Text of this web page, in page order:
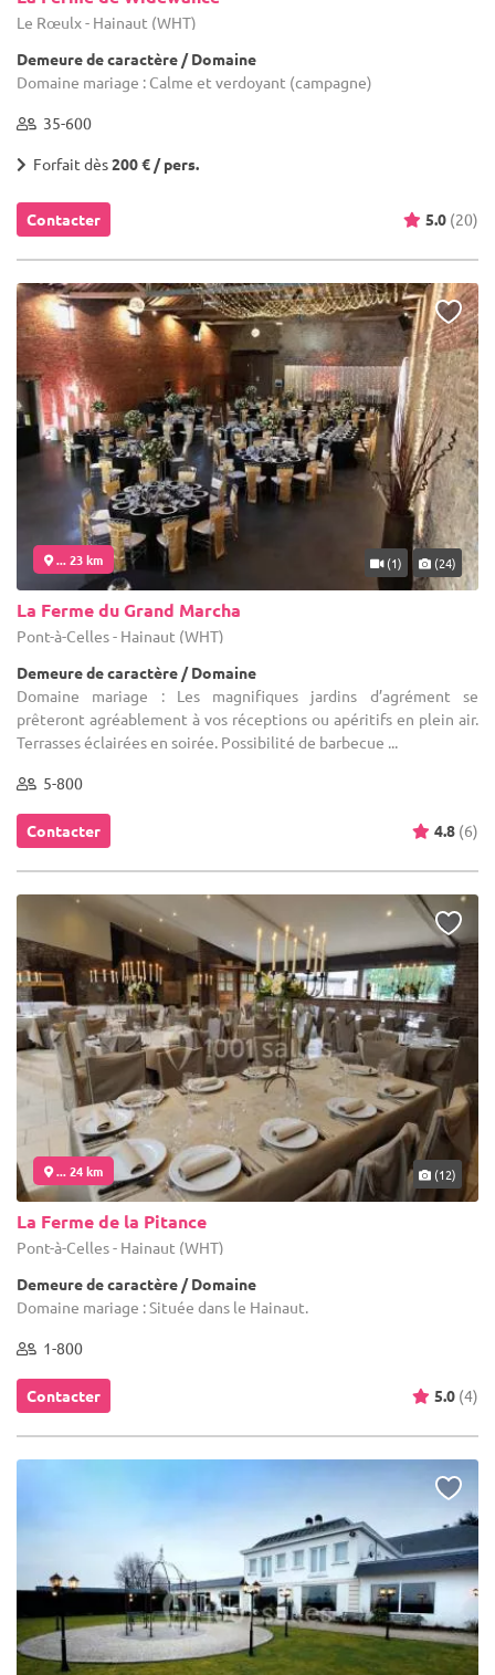
Le Rœulx - Hainaut (WHT)
Demeure de caractère / Domaine
Domaine mariage : Calme et verdoyant (campagne)
35-600
Forfait dès200 € / pers.
Contacter 5.0 (20)
... 23 km (1) (24)
La Ferme du Grand Marcha
Pont-à-Celles - Hainaut (WHT)
Demeure de caractère / Domaine
Domaine mariage : Les magnifiques jardins d’agrément se
prêteront agréablement à vos réceptions ou apéritifs en plein air.
Terrasses éclairées en soirée. Possibilité de barbecue ...
5-800
Contacter 4.8 (6)
... 24 km (12)
La Ferme de la Pitance
Pont-à-Celles - Hainaut (WHT)
Demeure de caractère / Domaine
Domaine mariage : Située dans le Hainaut.
1-800
Contacter 5.0 (4)